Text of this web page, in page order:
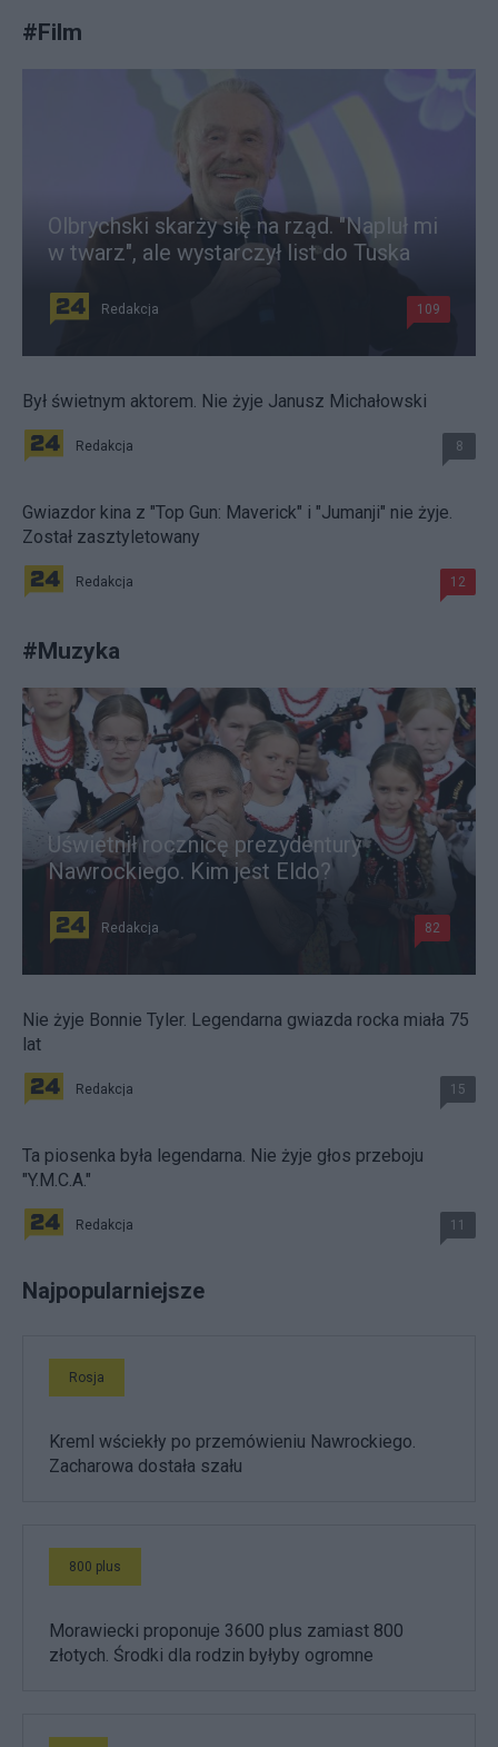
#Film
Olbrychski skarży się na rząd. "Napluł mi
w twarz", ale wystarczył list do Tuska
Redakcja 109
Był świetnym aktorem. Nie żyje Janusz Michałowski
Redakcja 8
Gwiazdor kina z "Top Gun: Maverick" i "Jumanji" nie żyje.
Został zasztyletowany
Redakcja 12
#Muzyka
Uświetnił rocznicę prezydentury
Nawrockiego. Kim jest Eldo?
Redakcja 82
Nie żyje Bonnie Tyler. Legendarna gwiazda rocka miała 75
lat
Redakcja 15
Ta piosenka była legendarna. Nie żyje głos przeboju
"Y.M.C.A."
Redakcja 11
Najpopularniejsze
Rosja
Kreml wściekły po przemówieniu Nawrockiego.
Zacharowa dostała szału
800 plus
Morawiecki proponuje 3600 plus zamiast 800
złotych. Środki dla rodzin byłyby ogromne